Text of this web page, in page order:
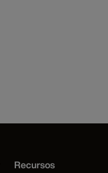
Recursos